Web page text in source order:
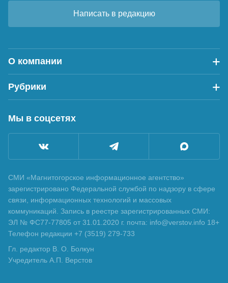
Написать в редакцию
О компании
Рубрики
Мы в соцсетях
СМИ «Магнитогорское информационное агентство»
зарегистрировано Федеральной службой по надзору в сфере
связи, информационных технологий и массовых
коммуникаций. Запись в реестре зарегистрированных СМИ:
ЭЛ № ФС77-77805 от 31.01.2020 г. почта: info@verstov.info 18+
Телефон редакции +7 (3519) 279-733
Гл. редактор В. О. Болкун
Учредитель А.П. Верстов